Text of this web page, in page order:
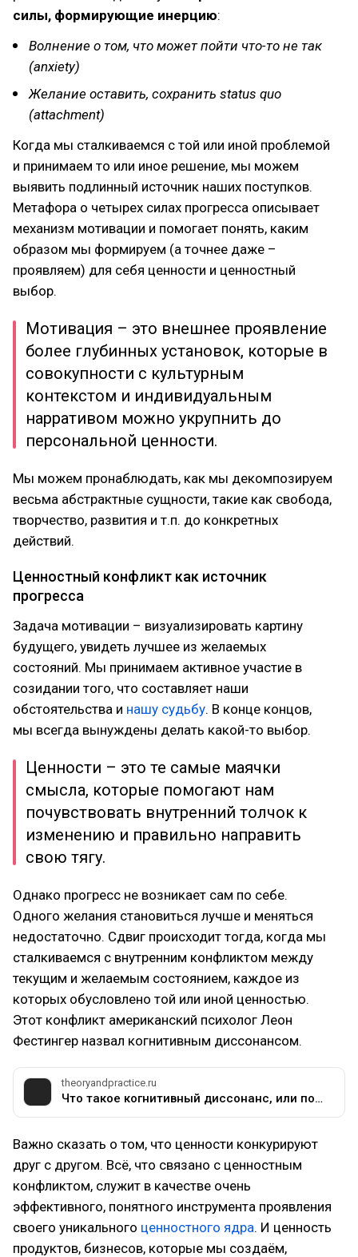
силы, формирующие инерцию:
Волнение о том, что может пойти что-то не так
(anxiety)
Желание оставить, сохранить status quo
(attachment)
Когда мы сталкиваемся с той или иной проблемой
и принимаем то или иное решение, мы можем
выявить подлинный источник наших поступков.
Метафора о четырех силах прогресса описывает
механизм мотивации и помогает понять, каким
образом мы формируем (а точнее даже –
проявляем) для себя ценности и ценностный
выбор.
Мотивация – это внешнее проявление
более глубинных установок, которые в
совокупности с культурным
контекстом и индивидуальным
нарративом можно укрупнить до
персональной ценности.
Мы можем пронаблюдать, как мы декомпозируем
весьма абстрактные сущности, такие как свобода,
творчество, развития и т.п. до конкретных
действий.
Ценностный конфликт как источник
прогресса
Задача мотивации – визуализировать картину
будущего, увидеть лучшее из желаемых
состояний. Мы принимаем активное участие в
созидании того, что составляет наши
обстоятельства и нашу судьбу. В конце концов,
мы всегда вынуждены делать какой-то выбор.
Ценности – это те самые маячки
смысла, которые помогают нам
почувствовать внутренний толчок к
изменению и правильно направить
свою тягу.
Однако прогресс не возникает сам по себе.
Одного желания становиться лучше и меняться
недостаточно. Сдвиг происходит тогда, когда мы
сталкиваемся с внутренним конфликтом между
текущим и желаемым состоянием, каждое из
которых обусловлено той или иной ценностью.
Этот конфликт американский психолог Леон
Фестингер назвал когнитивным диссонансом.
theoryandpractice.ru
Что такое когнитивный диссонанс, или почему так сложно бросить курить
Важно сказать о том, что ценности конкурируют
друг с другом. Всё, что связано с ценностным
конфликтом, служит в качестве очень
эффективного, понятного инструмента проявления
своего уникального ценностного ядра. И ценность
продуктов, бизнесов, которые мы создаём,